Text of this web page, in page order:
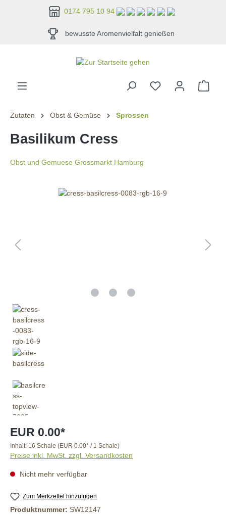
0174 795 10 94
bewusste Aromenvielfalt genießen
Zutaten Obst & Gemüse Sprossen
Basilikum Cress
Obst und Gemuese Grossmarkt Hamburg
Bildergalerie überspringen
EUR 0.00*
Inhalt: 16 Schale (EUR 0.00* / 1 Schale)
Preise inkl. MwSt. zzgl. Versandkosten
Nicht mehr verfügbar
Zum Merkzettel hinzufügen
Produktnummer: SW12147